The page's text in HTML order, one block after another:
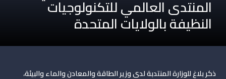
المنتدى العالمي للتكنولوجيات
النظيفة بالولايات المتحدة
ذكر بلاغللوزارة المنتدبة لدى وزير الطاقة والمعادن والماء والبيئة،